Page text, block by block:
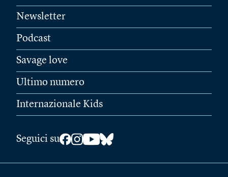
Newsletter
Podcast
Savage love
Ultimo numero
Internazionale Kids
Seguici su